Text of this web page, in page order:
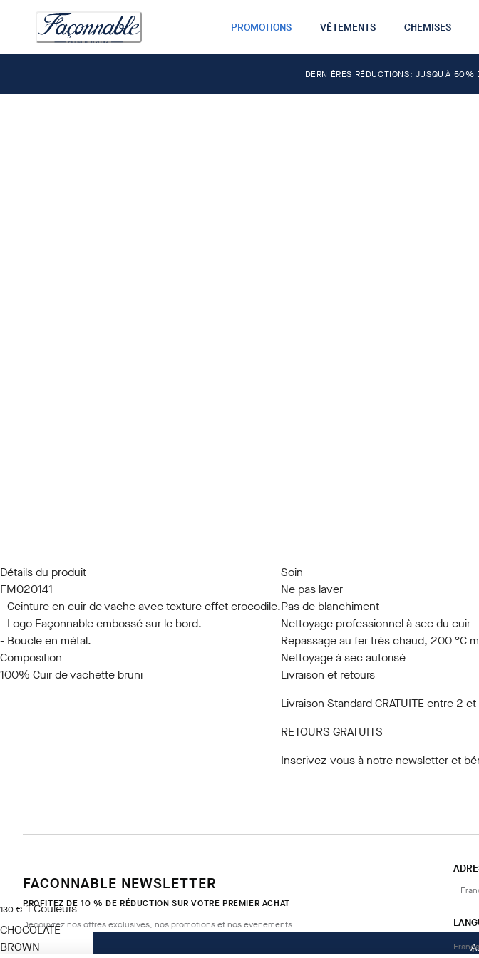
PROMOTIONS VÊTEMENTS CHEMISES
DERNIÈRES RÉDUCTIONS: JUSQU'À 50%
Détails du produit
FM020141
- Ceinture en cuir de vache avec texture effet crocodile.
- Logo Façonnable embossé sur le bord.
- Boucle en métal.
Composition
100% Cuir de vachette bruni
Soin
Ne pas laver
Pas de blanchiment
Nettoyage professionnel à sec du cuir
Repassage au fer très chaud, 200 °C
Nettoyage à sec autorisé
Livraison et retours
Livraison Standard GRATUITE entre 2
RETOURS GRATUITS
Inscrivez-vous à notre newsletteret
130 €
current price 130 €
1Couleurs
CHOCOLATE
BROWN
FACONNABLE NEWSLETTER
PROFITEZ DE 10 % DE RÉDUCTION SUR VOTRE PREMIER ACHAT
Découvrez nos offres exclusives, nos promotions et nos évènements.